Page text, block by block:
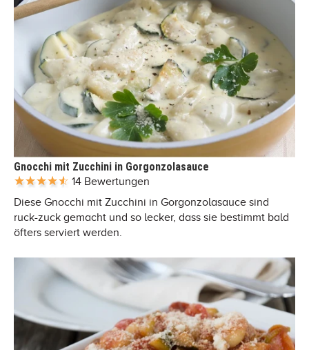
Gnocchi mit Zucchini in Gorgonzolasauce
14 Bewertungen
Diese Gnocchi mit Zucchini in Gorgonzolasauce sind
ruck-zuck gemacht und so lecker, dass sie bestimmt bald
öfters serviert werden.